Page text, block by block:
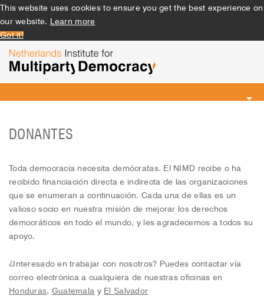
This website uses cookies to ensure you get the best experience on
our website. Learn more
Got it!
Toggle
DONANTES
Toda democracia necesita demócratas. El NIMD recibe o ha
recibido financiación directa e indirecta de las organizaciones
que se enumeran a continuación. Cada una de ellas es un
valioso socio en nuestra misión de mejorar los derechos
democráticos en todo el mundo, y les agradecemos a todos su
apoyo.
¿Interesado en trabajar con nosotros? Puedes contactar vía
correo electrónica a cualquiera de nuestras oficinas en
Honduras Guatemala y El Salvador